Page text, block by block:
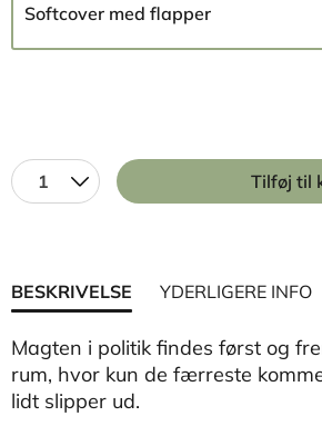
Softcover med flapper
1 Tilføj til
BESKRIVELSE YDERLIGERE INFO
Magten i politik findes først og
rum, hvor kun de færreste
lidt slipper ud.